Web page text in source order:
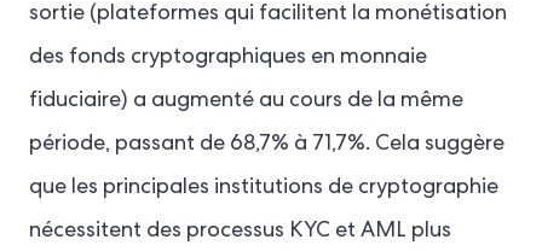
sortie (plateformes qui facilitent la monétisation
des fonds cryptographiques en monnaie
fiduciaire) a augmenté au cours de la même
période, passant de 68,7% à 71,7%. Cela suggère
que les principales institutions de cryptographie
nécessitent des processus KYC et AML plus